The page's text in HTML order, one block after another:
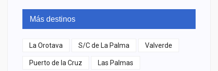
Más destinos
La Orotava S/C de La Palma Valverde
Puerto de la Cruz Las Palmas